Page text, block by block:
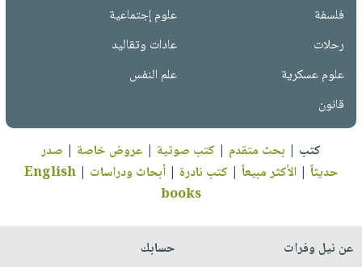
فلسفة
علوم إجتماعية
رحلات
عادات وتقاليد
علوم عسكرية
علم النفس
قانون
كتب | بحث متقدم | كتب صوتية | عروض خاصة | صدر
حديثاً |الأكثر مبيعاً | كتب نادرة |أبحاث ودراسات |
English
books
عن نيل وفرات
حسابك